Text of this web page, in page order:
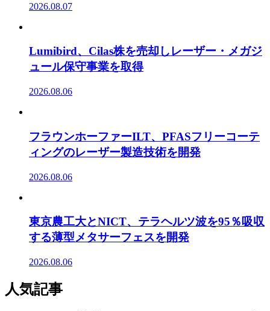
2026.08.07
Lumibird、Cilas株を売却しレーザー・メガジ
ュール保守事業を取得
2026.08.06
フラウンホーファーILT、PFASフリーコーテ
ィングのレーザー製造技術を開発
2026.08.06
東京農工大とNICT、テラヘルツ波を95％吸収
する薄型メタサーフェスを開発
2026.08.06
人気記事